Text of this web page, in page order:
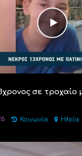
σε τροχαίο
Κοινωνία Ηλεία